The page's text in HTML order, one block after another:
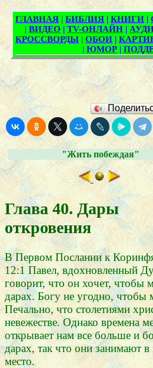
"Жить побеждая"
Глава 40. Дары
откровения
В Первом Послании к
12:1 Павел, вдохновленный
говорит, что он хочет, чтобы
дарах. Богу не угодно, чтобы
Печально, что столетиями
невежестве. Однако времена
открывает нам все больше и
дарах, так что они занимают
место.